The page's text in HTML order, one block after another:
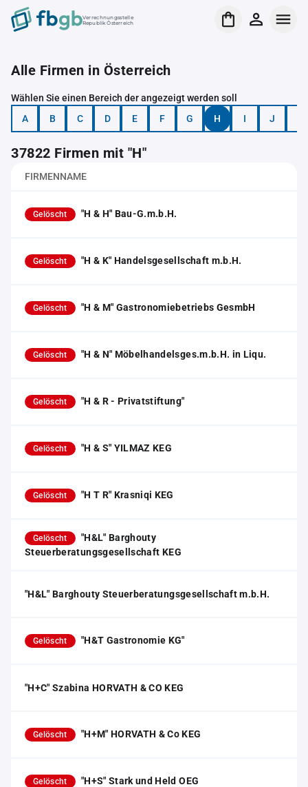
Verrechnungsstelle
Republik Österreich
Alle Firmen in Österreich
Wählen Sie einen Bereich der angezeigt werden soll
A
B C D E F G H I J
37822 Firmen mit "H"
FIRMENNAME
Gelöscht "H & H" Bau-G.m.b.H.
Gelöscht "H & K" Handelsgesellschaft m.b.H.
Gelöscht "H & M" Gastronomiebetriebs GesmbH
Gelöscht "H & N" Möbelhandelsges.m.b.H. in Liqu.
Gelöscht "H & R - Privatstiftung"
Gelöscht "H & S" YILMAZ KEG
Gelöscht "H T R" Krasniqi KEG
Gelöscht
"H&L" Barghouty
Steuerberatungsgesellschaft KEG
"H&L" Barghouty Steuerberatungsgesellschaft m.b.H.
Gelöscht "H&T Gastronomie KG"
"H+C" Szabina HORVATH & CO KEG
Gelöscht "H+M" HORVATH & Co KEG
Gelöscht "H+S" Stark und Held OEG